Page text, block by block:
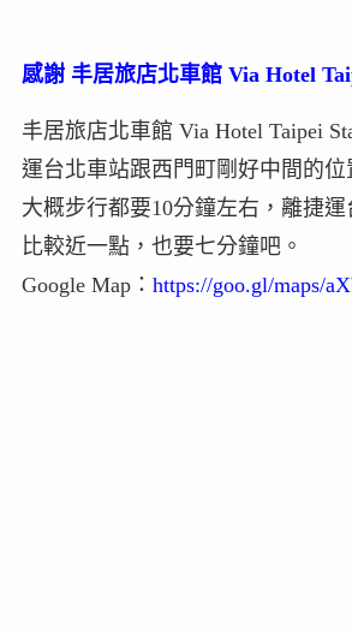
感謝 丰居旅店北車館 Via Hotel
丰居旅店北車館 Via Hotel Taipei
運台北車站跟西門町剛好中間的位
大概步行都要10分鐘左右，離捷
比較近一點，也要七分鐘吧。
Google Map： https://goo.gl/maps/